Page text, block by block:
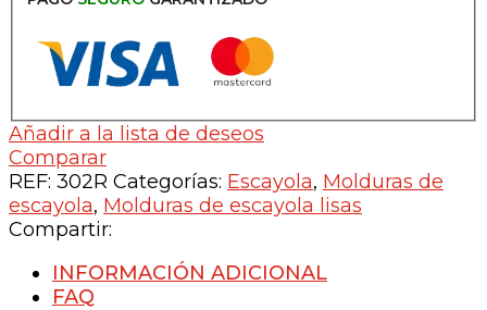
-
Mod:
02R
cantidad
Añadir a la lista de deseos
Comparar
REF: 302R Categorías: Escayola, Molduras de
escayola, Molduras de escayola lisas
Compartir:
INFORMACIÓN ADICIONAL
FAQ